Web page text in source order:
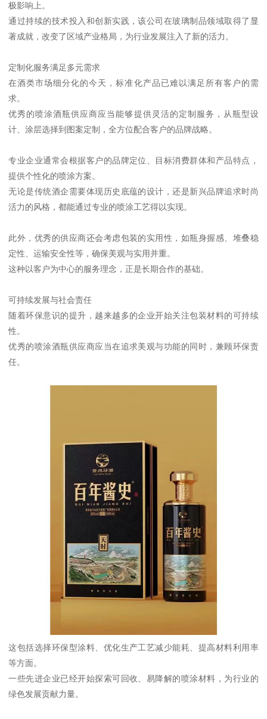
极影响上。
通过持续的技术投入和创新实践，该公司在玻璃制品领域取得了显
著成就，改变了区域产业格局，为行业发展注入了新的活力。
定制化服务满足多元需求
在酒类市场细分化的今天，标准化产品已难以满足所有客户的需
求。
优秀的喷涂酒瓶供应商应当能够提供灵活的定制服务，从瓶型设
计、涂层选择到图案定制，全方位配合客户的品牌战略。
专业企业通常会根据客户的品牌定位、目标消费群体和产品特点，
提供个性化的喷涂方案。
无论是传统酒企需要体现历史底蕴的设计，还是新兴品牌追求时尚
活力的风格，都能通过专业的喷涂工艺得以实现。
此外，优秀的供应商还会考虑包装的实用性，如瓶身握感、堆叠稳
定性、运输安全性等，确保美观与实用并重。
这种以客户为中心的服务理念，正是长期合作的基础。
可持续发展与社会责任
随着环保意识的提升，越来越多的企业开始关注包装材料的可持续
性。
优秀的喷涂酒瓶供应商应当在追求美观与功能的同时，兼顾环保责
任。
这包括选择环保型涂料、优化生产工艺减少能耗、提高材料利用率
等方面。
一些先进企业已经开始探索可回收、易降解的喷涂材料，为行业的
绿色发展贡献力量。